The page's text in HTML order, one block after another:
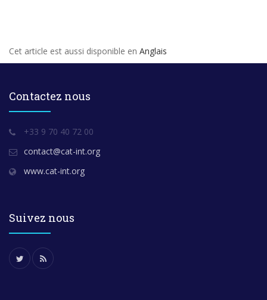
Cet article est aussi disponible en Anglais
Contactez nous
+33 9 70 40 72 00
contact@cat-int.org
www.cat-int.org
Suivez nous